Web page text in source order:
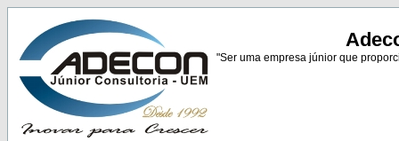
"Ser uma empresa júnior que